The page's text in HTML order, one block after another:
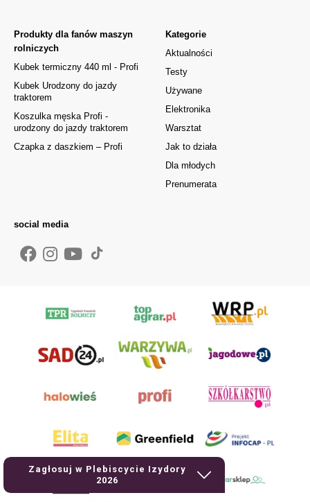
Zagłosuj w Plebiscycie Izydory
2026
Kategorie
Aktualności
Testy
Używane
Elektronika
Warsztat
Jak to działa
Dla młodych
Prenumerata
Produkty dla fanów maszyn
rolniczych
Kubek termiczny 440 ml - Profi
Kubek Urodzony do jazdy
traktorem
Koszulka męska Profi -
urodzony do jazdy traktorem
Czapka z daszkiem – Profi
social media